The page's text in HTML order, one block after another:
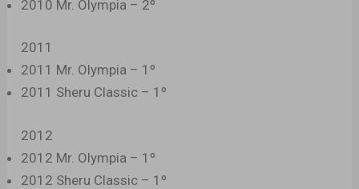
2010 Mr. Olympia – 2º
2011
2011 Mr. Olympia – 1º
2011 Sheru Classic – 1º
2012
2012 Mr. Olympia – 1º
2012 Sheru Classic – 1º